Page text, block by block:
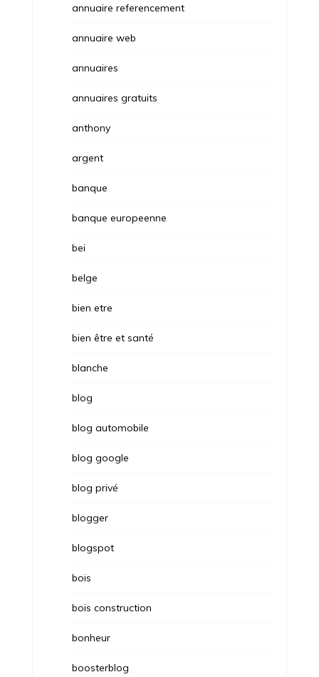
annuaire referencement
annuaire web
annuaires
annuaires gratuits
anthony
argent
banque
banque europeenne
bei
belge
bien etre
bien être et santé
blanche
blog
blog automobile
blog google
blog privé
blogger
blogspot
bois
bois construction
bonheur
boosterblog